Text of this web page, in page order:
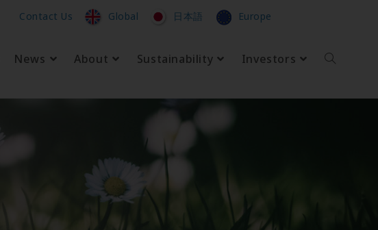
Contact Us Global 日本語 Europe
News About Sustainability Investors